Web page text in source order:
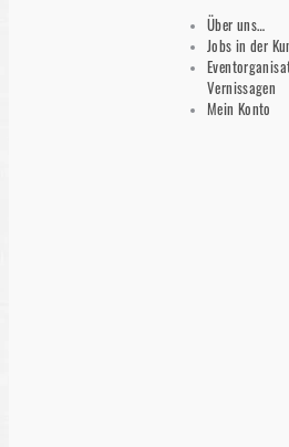
Über uns…
Jobs in der
Vernissagen
Mein Konto